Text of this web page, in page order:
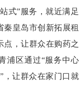
式”服务，就近满足
皇岛市创新拓展租
点，让群众在购药之
浦区通过“服务中心
，让群众在家门口就